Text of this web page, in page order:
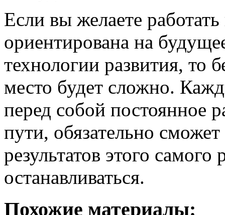
Если вы желаете
ориентирована на
технологии развития, то
место будет сложно.
перед собой постоянное
пути, обязательно
результатов этого
останавливаться.
Похожие материалы: